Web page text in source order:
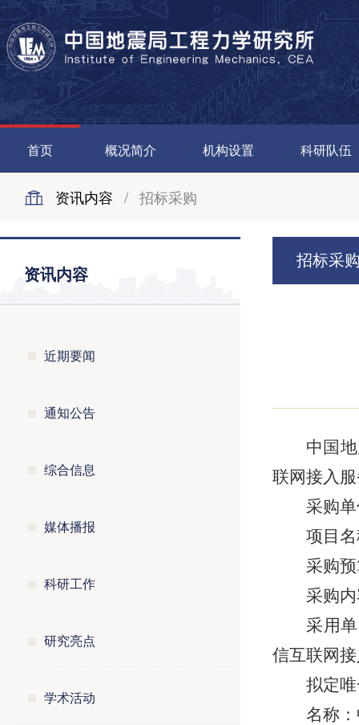
首页 概况简介 机构设置 科研队伍
资讯内容 / 招标采购
资讯内容
近期要闻
通知公告
综合信息
媒体播报
科研工作
研究亮点
学术活动
招标采
中国
联网接入
采购
项目
采购
采购
采用
信互联网
拟定
名称